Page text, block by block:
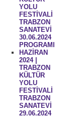
YOLU
FESTİVALİ
TRABZON
SANATEVİ
30.06.2024
PROGRAMI
HAZİRAN
2024 |
TRABZON
KÜLTÜR
YOLU
FESTİVALİ
TRABZON
SANATEVİ
29.06.2024